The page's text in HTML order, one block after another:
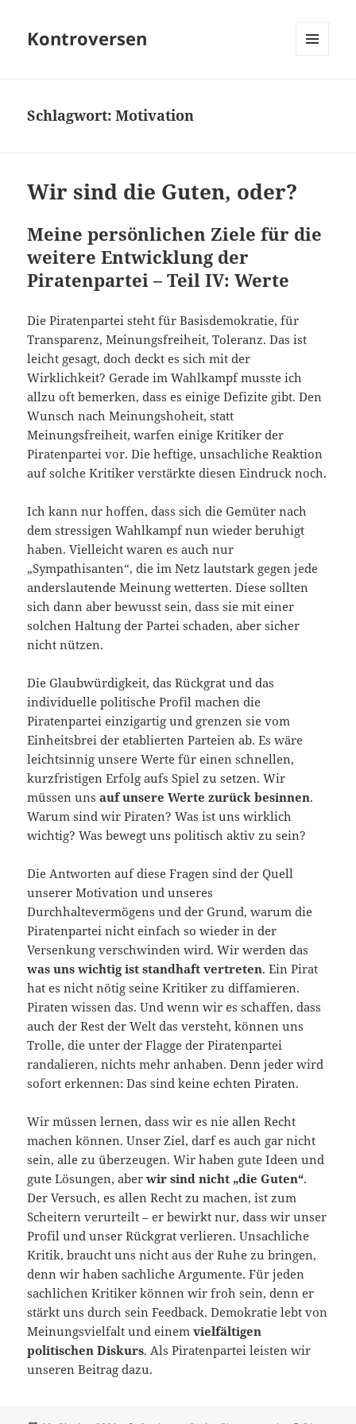
Kontroversen
Schlagwort:Motivation
Wir sind die Guten, oder?
Meine persönlichen Ziele für die
weitere Entwicklung der
Piratenpartei – Teil IV: Werte
Die Piratenpartei steht für Basisdemokratie, für
Transparenz, Meinungsfreiheit, Toleranz. Das ist
leicht gesagt, doch deckt es sich mit der
Wirklichkeit? Gerade im Wahlkampf musste ich
allzu oft bemerken, dass es einige Defizite gibt. Den
Wunsch nach Meinungshoheit, statt
Meinungsfreiheit, warfen einige Kritiker der
Piratenpartei vor. Die heftige, unsachliche Reaktion
auf solche Kritiker verstärkte diesen Eindruck noch.
Ich kann nur hoffen, dass sich die Gemüter nach
dem stressigen Wahlkampf nun wieder beruhigt
haben. Vielleicht waren es auch nur
„Sympathisanten“, die im Netz lautstark gegen jede
anderslautende Meinung wetterten. Diese sollten
sich dann aber bewusst sein, dass sie mit einer
solchen Haltung der Partei schaden, aber sicher
nicht nützen.
Die Glaubwürdigkeit, das Rückgrat und das
individuelle politische Profil machen die
Piratenpartei einzigartig und grenzen sie vom
Einheitsbrei der etablierten Parteien ab. Es wäre
leichtsinnig unsere Werte für einen schnellen,
kurzfristigen Erfolg aufs Spiel zu setzen. Wir
müssen unsauf unsere Werte zurück besinnen.
Warum sind wir Piraten? Was ist uns wirklich
wichtig? Was bewegt uns politisch aktiv zu sein?
Die Antworten auf diese Fragen sind der Quell
unserer Motivation und unseres
Durchhaltevermögens und der Grund, warum die
Piratenpartei nicht einfach so wieder in der
Versenkung verschwinden wird. Wir werden das
was uns wichtig ist standhaft vertreten. Ein Pirat
hat es nicht nötig seine Kritiker zu diffamieren.
Piraten wissen das. Und wenn wir es schaffen, dass
auch der Rest der Welt das versteht, können uns
Trolle, die unter der Flagge der Piratenpartei
randalieren, nichts mehr anhaben. Denn jeder wird
sofort erkennen: Das sind keine echten Piraten.
Wir müssen lernen, dass wir es nie allen Recht
machen können. Unser Ziel, darf es auch gar nicht
sein, alle zu überzeugen. Wir haben gute Ideen und
gute Lösungen, aberwir sind nicht „die Guten“.
Der Versuch, es allen Recht zu machen, ist zum
Scheitern verurteilt – er bewirkt nur, dass wir unser
Profil und unser Rückgrat verlieren. Unsachliche
Kritik, braucht uns nicht aus der Ruhe zu bringen,
denn wir haben sachliche Argumente. Für jeden
sachlichen Kritiker können wir froh sein, denn er
stärkt uns durch sein Feedback. Demokratie lebt von
Meinungsvielfalt und einemvielfältigen
politischen Diskurs. Als Piratenpartei leisten wir
unseren Beitrag dazu.